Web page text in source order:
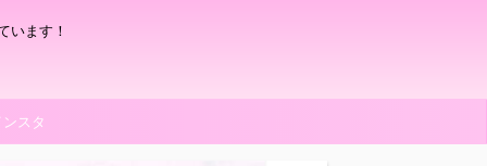
います！
スタ